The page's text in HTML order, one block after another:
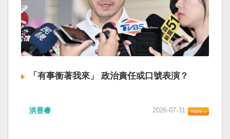
「有事衝著我來」 政治責任或口號表演？
洪昱睿 2026-07-31